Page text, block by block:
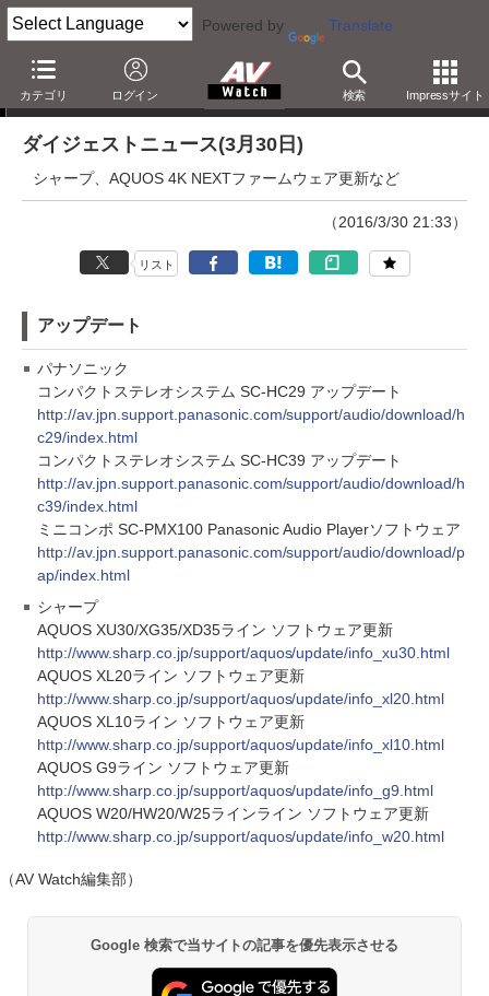
Powered by Translate
カテゴリ ログイン 検索 Impressサイト
ダイジェストニュース
ダイジェストニュース(3月30日)
シャープ、AQUOS 4K NEXTファームウェア更新など
（2016/3/30 21:33）
リスト
アップデート
パナソニック
コンパクトステレオシステム SC-HC29 アップデート
http://av.jpn.support.panasonic.com/support/audio/download/h
c29/index.html
コンパクトステレオシステム SC-HC39 アップデート
http://av.jpn.support.panasonic.com/support/audio/download/h
c39/index.html
ミニコンポ SC-PMX100 Panasonic Audio Playerソフトウェア
http://av.jpn.support.panasonic.com/support/audio/download/p
ap/index.html
シャープ
AQUOS XU30/XG35/XD35ライン ソフトウェア更新
http://www.sharp.co.jp/support/aquos/update/info_xu30.html
AQUOS XL20ライン ソフトウェア更新
http://www.sharp.co.jp/support/aquos/update/info_xl20.html
AQUOS XL10ライン ソフトウェア更新
http://www.sharp.co.jp/support/aquos/update/info_xl10.html
AQUOS G9ライン ソフトウェア更新
http://www.sharp.co.jp/support/aquos/update/info_g9.html
AQUOS W20/HW20/W25ラインライン ソフトウェア更新
http://www.sharp.co.jp/support/aquos/update/info_w20.html
（AV Watch編集部）
Google 検索で当サイトの記事を優先表示させる